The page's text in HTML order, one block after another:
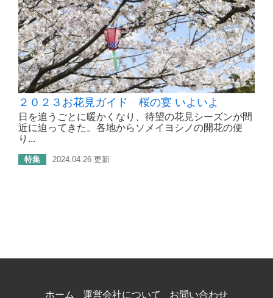
２０２３お花見ガイド 桜の宴 いよいよ
日を追うごとに暖かくなり、待望の花見シーズンが間
近に迫ってきた。各地からソメイヨシノの開花の便
り...
特集 2024.04.26 更新
ホーム 運営会社について お問い合わせ